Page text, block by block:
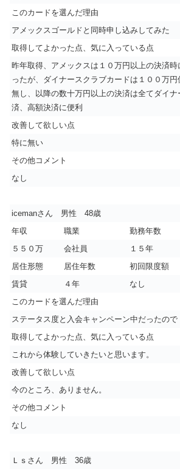
このカードを選んだ理由
アメックスゴールドと同時申し込みしてみた
取得してよかった点、気に入っている点
昨年取得、アメックスは１０万円以上の決済
ったが、ダイナースクラブカードは１００万
無し、以降の数十万円以上の決済は全てダイ
済、高額決済に便利
改善して欲しい点
特に無い
その他コメント
なし
icemanさん 男性 48歳
年収
職業 勤務年数
５５０万
会社員 １５年
居住形態
居住年数 初回限度額
賃貸
４年 なし
このカードを選んだ理由
ステータス度と入会キャンペーン中だったので
取得してよかった点、気に入っている点
これから体験していきたいと思います。
改善して欲しい点
今のところ、ありません。
その他コメント
なし
Ｌｓさん 男性 36歳